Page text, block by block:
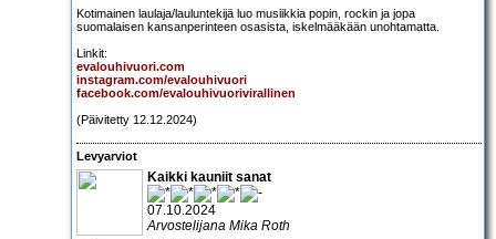
Kotimainen laulaja/lauluntekijä luo musiikkia popin, rockin ja jopa
suomalaisen kansanperinteen osasista, iskelmääkään unohtamatta.
Linkit:
evalouhivuori.com
instagram.com/evalouhivuori
facebook.com/evalouhivuorivirallinen
(Päivitetty 12.12.2024)
Levyarviot
Kaikki kauniit sanat
07.10.2024
Arvostelijana Mika Roth